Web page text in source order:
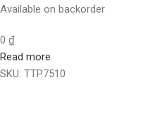
Available on backorder
0 ₫
Read more
SKU: TTP7510